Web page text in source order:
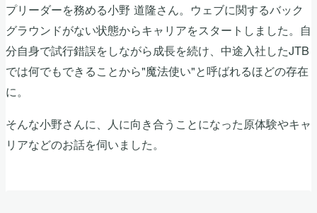
プリーダーを務める小野 道隆さん。ウェブに関するバック
グラウンドがない状態からキャリアをスタートしました。自
分自身で試行錯誤をしながら成長を続け、中途入社したJTB
では何でもできることから"魔法使い"と呼ばれるほどの存在
に。
そんな小野さんに、人に向き合うことになった原体験やキャ
リアなどのお話を伺いました。